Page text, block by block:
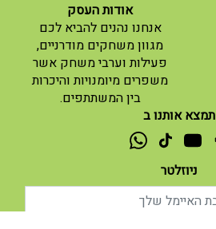
אודות העסק
אנחנו נהנים להביא לכם
מגוון משחקים מודרניים,
פעילות וערבי משחק אשר
משפרים מיומנויות והיכרות
בין המשתתפים.
תמצא אותנו ב
ניוזלטר